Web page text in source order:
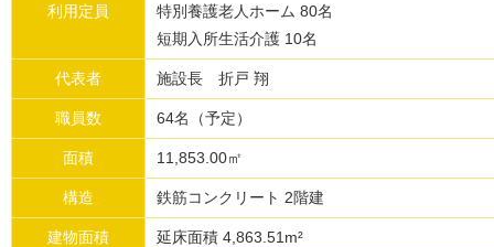
利用定員
特別養護老人ホーム 80名
短期入所生活介護 10名
代表者 施設長 折戸 翔
職員数 64名（予定）
面積 11,853.00㎡
構造 鉄筋コンクリート 2階建
建物面積 延床面積 4,863.51m²